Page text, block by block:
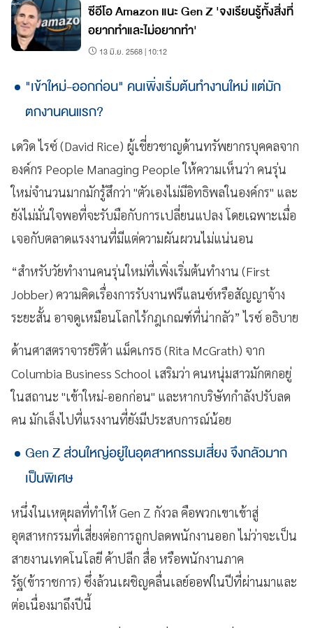
ซีอีโอ Amazon แนะ Gen Z 'จงเรียนรู้ทั้งสิ่งที่
อยากทำและไม่อยากทำ'
13 มิ.ย. 2568 | 10:12
"เข้าใหม่-ออกก่อน" คนเพิ่งเริ่มต้นทำงานใหม่ แต่มัก
ตกงานคนแรก?
เดวิด ไรซ์ (David Rice) ผู้เชี่ยวชาญด้านทรัพยากรบุคคลจาก
องค์กร People Managing People ให้ความเห็นว่า คนรุ่น
ใหม่จำนวนมากมักรู้สึกว่า "ตัวเองไม่มีอิทธิพลในองค์กร" และ
ยังไม่มั่นใจพอที่จะรับมือกับการเปลี่ยนแปลง โดยเฉพาะเมื่อ
เจอกับตลาดแรงงานที่มีแต่ความผันผวนไม่แน่นอน
“สำหรับวัยทำงานคนรุ่นใหม่ที่เพิ่งเริ่มต้นทำงาน (First
Jobber) ความคิดเรื่องการรับงานฟรีแลนซ์หรือสัญญาจ้าง
ระยะสั้น อาจดูเหมือนโลกไร้กฎเกณฑ์ที่น่ากลัว” ไรซ์ อธิบาย
ด้านศาสตราจารย์ริต้า แม็คเกรธ (Rita McGrath) จาก
Columbia Business School เสริมว่า คนหนุ่มสาวมักตกอยู่
ในสถานะ "เข้าใหม่-ออกก่อน" และหากบริษัทกำลังปรับลด
คน มักเล็งไปที่แรงงานที่ยังมีประสบการณ์น้อย
Gen Z ส่วนใหญ่อยู่ในอุตสาหกรรมเสี่ยง จึงกลัวมาก
เป็นพิเศษ
หนึ่งในเหตุผลที่ทำให้ Gen Z กังวล คือพวกเขาเข้าสู่
อุตสาหกรรมที่เสี่ยงต่อการถูกปลดพนักงานออก ไม่ว่าจะเป็น
สายงานเทคโนโลยี ค้าปลีก สื่อ หรือพนักงานภาค
รัฐ(ข้าราชการ) ซึ่งล้วนเผชิญคลื่นเลย์ออฟในปีที่ผ่านมาและ
ต่อเนื่องมาถึงปีนี้